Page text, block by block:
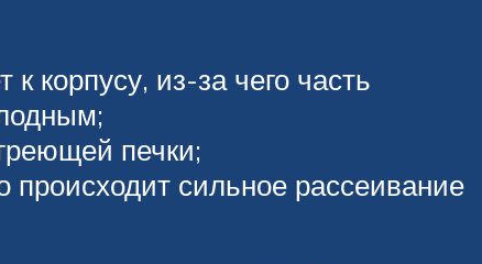
корпусу, из-за чего часть
печки;
происходит сильное рассеивание